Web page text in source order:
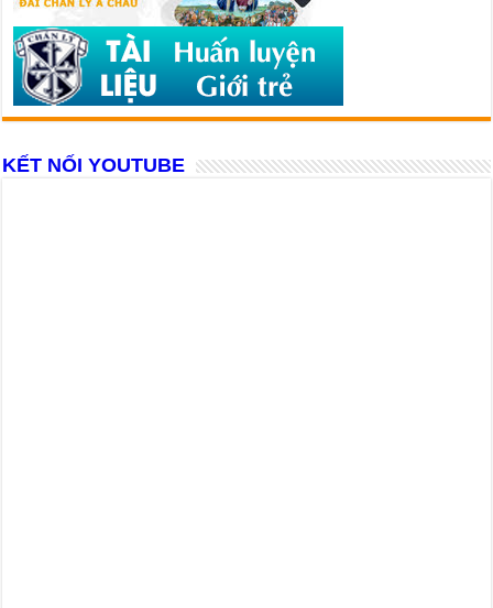
KẾT NỐI YOUTUBE